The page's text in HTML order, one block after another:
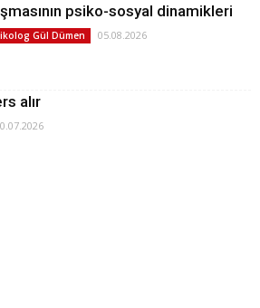
psiko-sosyal dinamikleri
Gül Dümen 05.08.2026
alır